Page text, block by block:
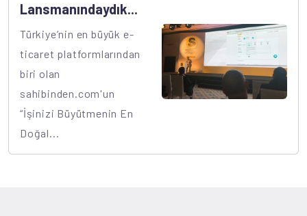
Lansmanındaydık...
Türkiye’nin en büyük e-
ticaret platformlarından
biri olan
sahibinden.com'un
“İşinizi Büyütmenin En
Doğal...